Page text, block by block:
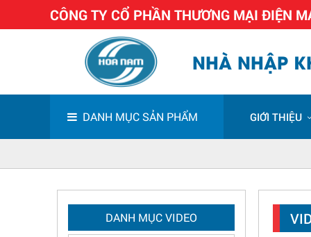
CÔNG TY CỔ PHẦN THƯƠNG MẠI ĐIỆN
NHÀ NHẬP
DANH MỤC SẢN PHẨM GIỚI THIỆU
DANH MỤC VIDEO